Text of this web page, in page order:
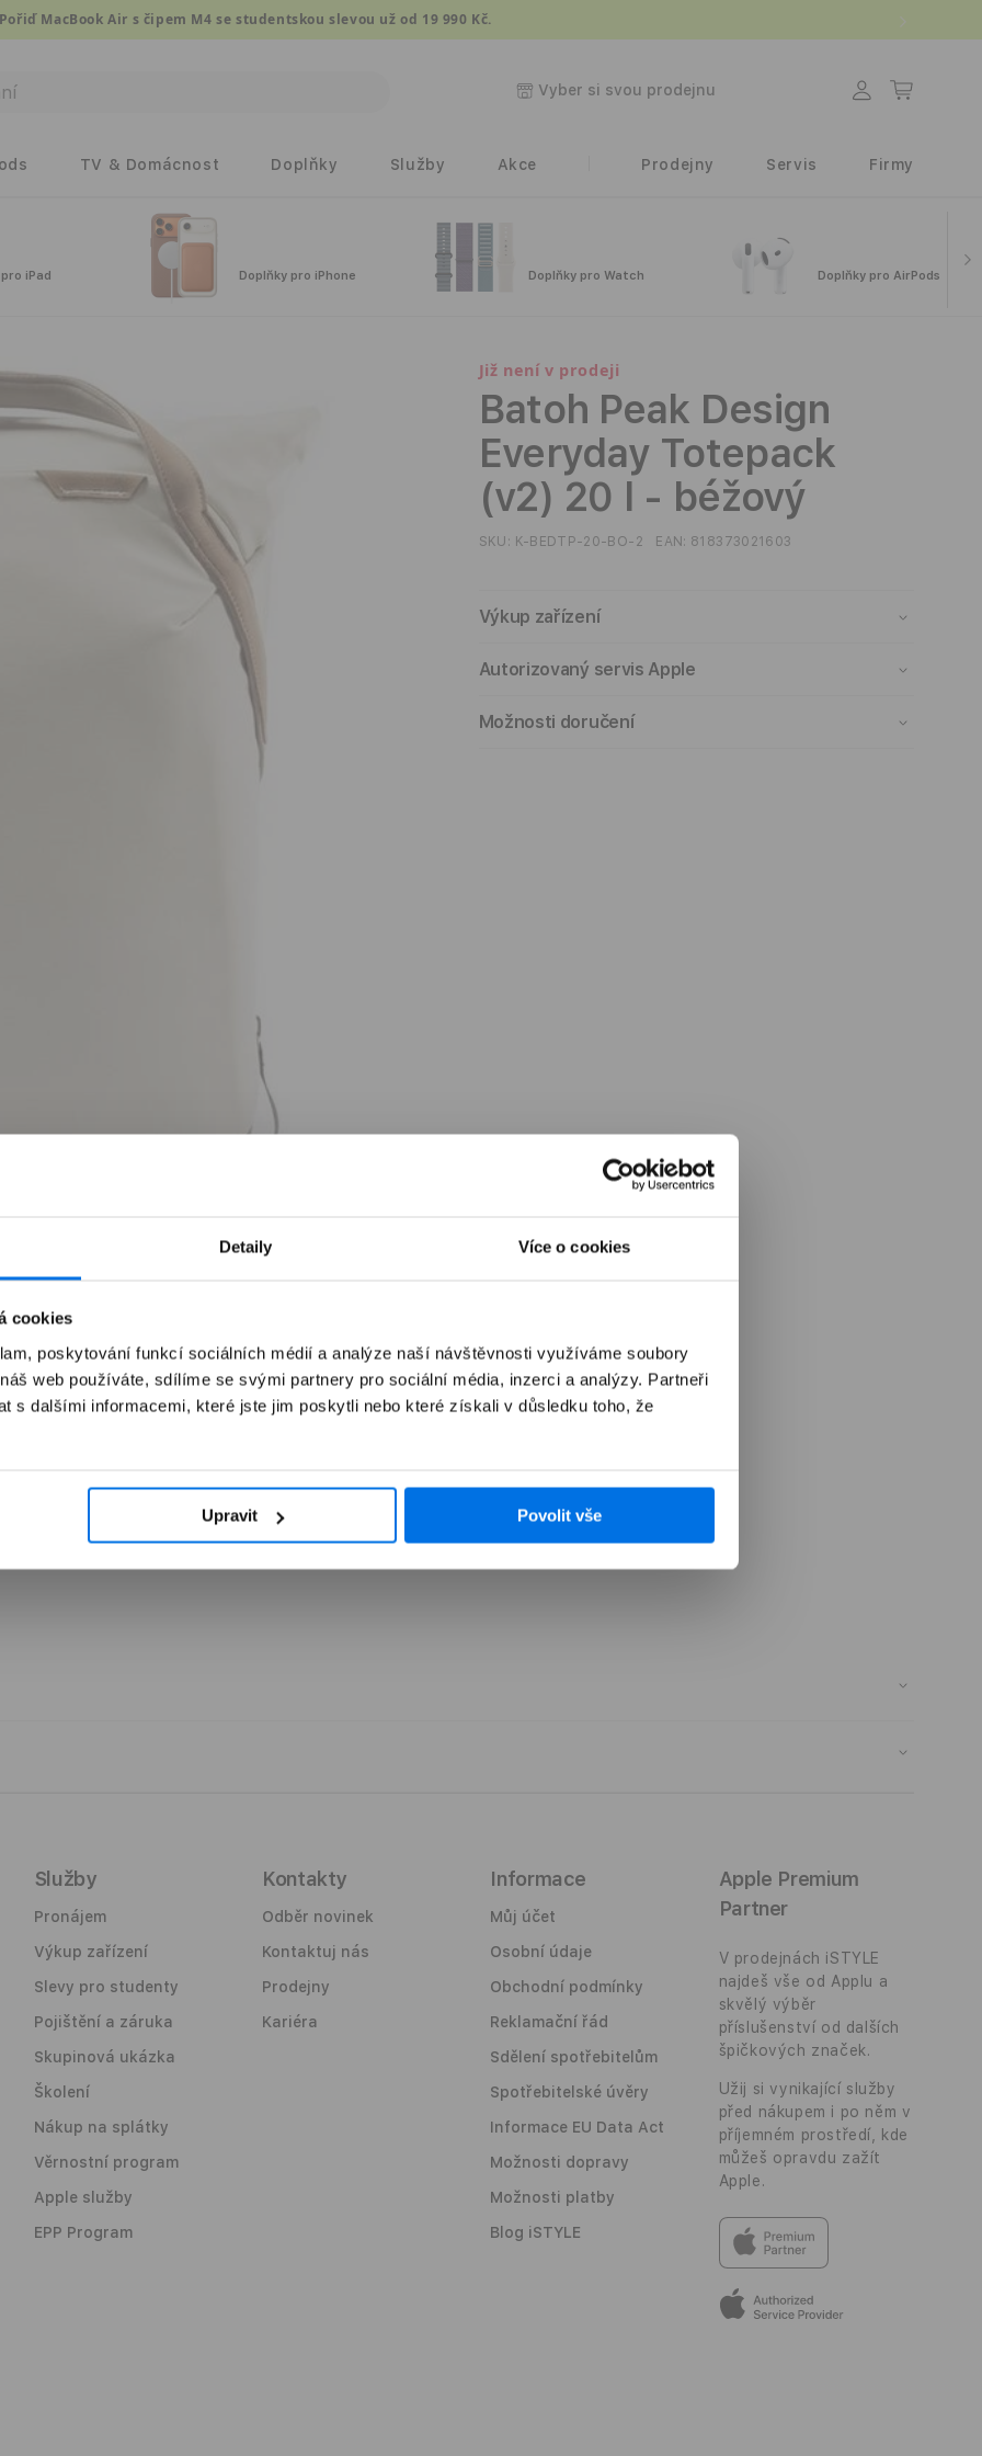
Detaily Více o cookies
cookies
poskytování funkcí sociálních médií a analýze naší návštěvnosti využíváme soubory
web používáte, sdílíme se svými partnery pro sociální média, inzerci a analýzy. Partneři
s dalšími informacemi, které jste jim poskytli nebo které získali v důsledku toho, že
Upravit Povolit vše
Pořiď MacBook Air s čipem M4 se studentskou slevou už od 19 990 Kč.
Vyber si svou prodejnu
Přihlásit
Košík
TV & Domácnost Doplňky Služby Akce Prodejny Servis Firmy
iPad Doplňky pro iPhone Doplňky pro Watch Doplňky pro AirPods
Již není v prodeji
Batoh Peak Design
Everyday Totepack
(v2) 20 l - béžový
SKU: K-BEDTP-20-BO-2 EAN: 818373021603
Výkup zařízení
Autorizovaný servis Apple
Možnosti doručení
uspokojil nejenom kreativní dobrodruhy. Různorodé výbavě se snadno přizpůsobí, stejně tak,
Služby
Pronájem
Výkup zařízení
Slevy pro studenty
Pojištění a záruka
Skupinová ukázka
Školení
Nákup na splátky
Věrnostní program
Apple služby
EPP Program
Kontakty
Odběr novinek
Kontaktuj nás
Prodejny
Kariéra
Informace
Můj účet
Osobní údaje
Obchodní podmínky
Reklamační řád
Sdělení spotřebitelům
Spotřebitelské úvěry
Informace EU Data Act
Možnosti dopravy
Možnosti platby
Blog iSTYLE
Apple Premium
Partner
V prodejnách iSTYLE
najdeš vše od Applu a
skvělý výběr
příslušenství od dalších
špičkových značek.
Užij si vynikající služby
před nákupem i po něm v
příjemném prostředí, kde
můžeš opravdu zažít
Apple.